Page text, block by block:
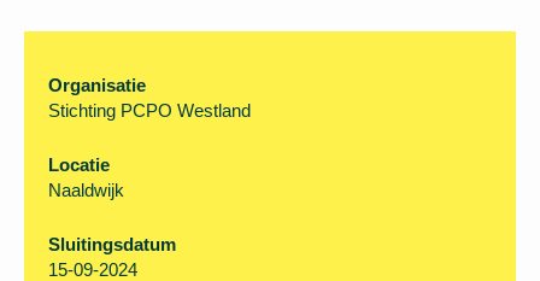
Organisatie
Stichting PCPO Westland
Locatie
Naaldwijk
Sluitingsdatum
15-09-2024